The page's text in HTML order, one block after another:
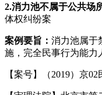
2.消力池不属于公共场
体权纠纷案
案例要旨： 消力池属于
施，完全民事行为能力
【案号】（2019）京02